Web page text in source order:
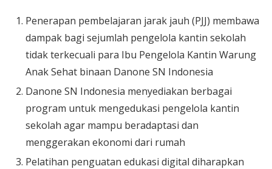
Penerapan pembelajaran jarak jauh (PJJ) membawa
dampak bagi sejumlah pengelola kantin sekolah
tidak terkecuali para Ibu Pengelola Kantin Warung
Anak Sehat binaan Danone SN Indonesia
Danone SN Indonesia menyediakan berbagai
program untuk mengedukasi pengelola kantin
sekolah agar mampu beradaptasi dan
menggerakan ekonomi dari rumah
Pelatihan penguatan edukasi digital diharapkan